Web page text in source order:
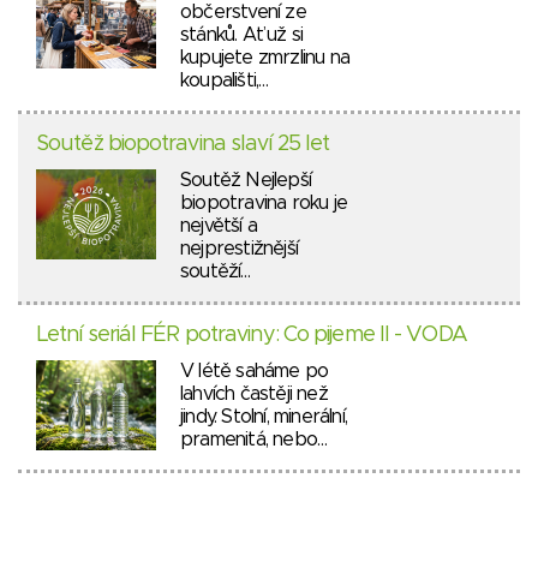
občerstvení ze
stánků. Ať už si
kupujete zmrzlinu na
koupališti,…
Soutěž biopotravina slaví 25 let
Soutěž Nejlepší
biopotravina roku je
největší a
nejprestižnější
soutěží…
Letní seriál FÉR potraviny: Co pijeme II - VODA
V létě saháme po
lahvích častěji než
jindy. Stolní, minerální,
pramenitá, nebo…